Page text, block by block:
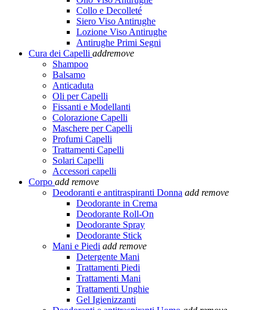
Collo e Decolleté
Siero Viso Antirughe
Lozione Viso Antirughe
Antirughe Primi Segni
Cura dei Capelli addremove
Shampoo
Balsamo
Anticaduta
Oli per Capelli
Fissanti e Modellanti
Colorazione Capelli
Maschere per Capelli
Profumi Capelli
Trattamenti Capelli
Solari Capelli
Accessori capelli
Corpo add remove
Deodoranti e antitraspiranti Donna add remove
Deodorante in Crema
Deodorante Roll-On
Deodorante Spray
Deodorante Stick
Mani e Piedi add remove
Detergente Mani
Trattamenti Piedi
Trattamenti Mani
Trattamenti Unghie
Gel Igienizzanti